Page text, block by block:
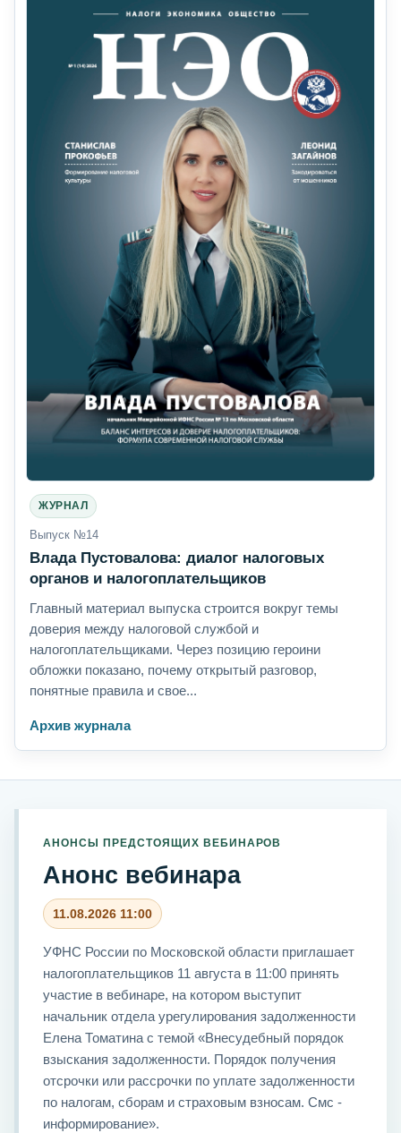
ЖУРНАЛ
Выпуск №14
Влада Пустовалова: диалог налоговых
органов и налогоплательщиков
Главный материал выпуска строится вокруг темы
доверия между налоговой службой и
налогоплательщиками. Через позицию героини
обложки показано, почему открытый разговор,
понятные правила и свое...
Архив журнала
АНОНСЫ ПРЕДСТОЯЩИХ ВЕБИНАРОВ
Анонс вебинара
11.08.2026 11:00
УФНС России по Московской области приглашает
налогоплательщиков 11 августа в 11:00 принять
участие в вебинаре, на котором выступит
начальник отдела урегулирования задолженности
Елена Томатина с темой «Внесудебный порядок
взыскания задолженности. Порядок получения
отсрочки или рассрочки по уплате задолженности
по налогам, сборам и страховым взносам. Смс -
информирование».